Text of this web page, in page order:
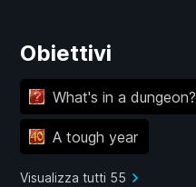
Obiettivi
What's in a dungeon?
A tough year
Visualizza tutti 55